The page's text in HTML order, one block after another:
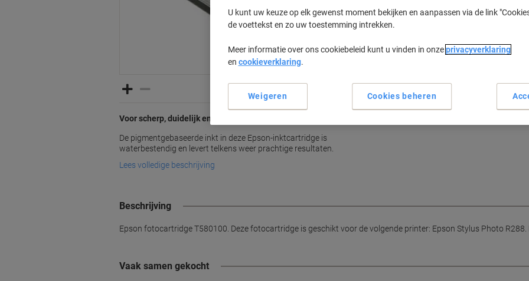
Voor scherp, duidelijk en professioneel drukwerk
De pigmentgebaseerde inkt in deze Epson-inktcartridge is
waterbestendig en levert telkens weer prachtige resultaten.
Lees volledige beschrijving
Beschrijving
Epson fotocartridge T580100. Deze fotocartridge is geschikt voor de volgende printer: Epson Stylus Photo R288.
Vaak samen gekocht
U kunt uw keuze op elk gewenst moment bekijken en aanpassen via de link
de voettekst en zo uw toestemming intrekken.
Meer informatie over ons cookiebeleid kunt u vinden in onzeprivacyverklaring
en cookieverklaring.
Cookies beheren
Weigeren